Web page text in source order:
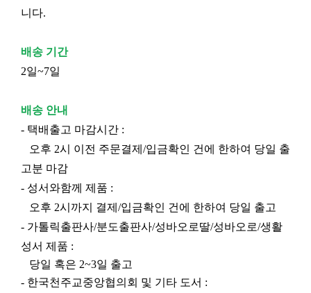
니다.
배송 기간
2일~7일
배송 안내
- 택배출고 마감시간 :
오후 2시 이전 주문결제/입금확인 건에 한하여 당일 출
고분 마감
- 성서와함께 제품 :
오후 2시까지 결제/입금확인 건에 한하여 당일 출고
- 가톨릭출판사/분도출판사/성바오로딸/성바오로/생활
성서 제품 :
당일 혹은 2~3일 출고
- 한국천주교중앙협의회 및 기타 도서 :